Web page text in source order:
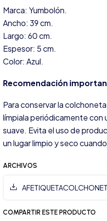
Marca: Yumbolón.
Ancho: 39 cm.
Largo: 60 cm.
Espesor: 5 cm.
Color: Azul.
Recomendación
Para conservar la
límpiala periódicamente con
suave. Evita el uso de
un lugar limpio y seco
ARCHIVOS
COMPARTIR ESTE PRODUCTO